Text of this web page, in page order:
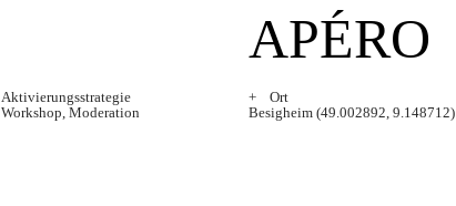
APÉRO
Aktivierungsstrategie
Workshop, Moderation
+ Ort
Besigheim(49.002892, 9.148712)